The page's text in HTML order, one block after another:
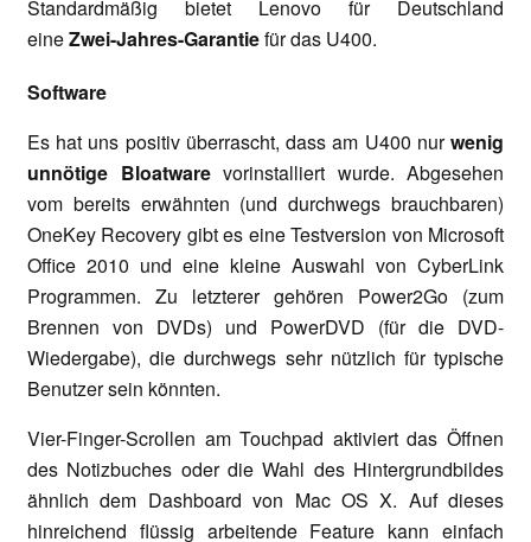
Standardmäßig bietet Lenovo für Deutschland
eineZwei-Jahres-Garantiefür das U400.
Software
Es hat uns positiv überrascht, dass am U400 nurwenig
unnötige Bloatwarevorinstalliert wurde. Abgesehen
vom bereits erwähnten (und durchwegs brauchbaren)
OneKey Recovery gibt es eine Testversion von Microsoft
Office 2010 und eine kleine Auswahl von CyberLink
Programmen. Zu letzterer gehören Power2Go (zum
Brennen von DVDs) und PowerDVD (für die DVD-
Wiedergabe), die durchwegs sehr nützlich für typische
Benutzer sein könnten.
Vier-Finger-Scrollen am Touchpad aktiviert das Öffnen
des Notizbuches oder die Wahl des Hintergrundbildes
ähnlich dem Dashboard von Mac OS X. Auf dieses
hinreichend flüssig arbeitende Feature kann einfach